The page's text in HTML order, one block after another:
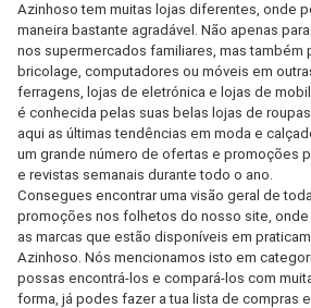
Azinhoso tem muitas lojas diferentes, onde
maneira bastante agradável. Não apenas
nos supermercados familiares, mas também
bricolage, computadores ou móveis em
ferragens, lojas de eletrónica e lojas de
é conhecida pelas suas belas lojas de
aqui as últimas tendências em moda e
um grande número de ofertas e promoções
e revistas semanais durante todo o ano.
Consegues encontrar uma visão geral de
promoções nos folhetos do nosso site,
as marcas que estão disponíveis em
Azinhoso. Nós mencionamos isto em
possas encontrá-los e compará-los com
forma, já podes fazer a tua lista de compras